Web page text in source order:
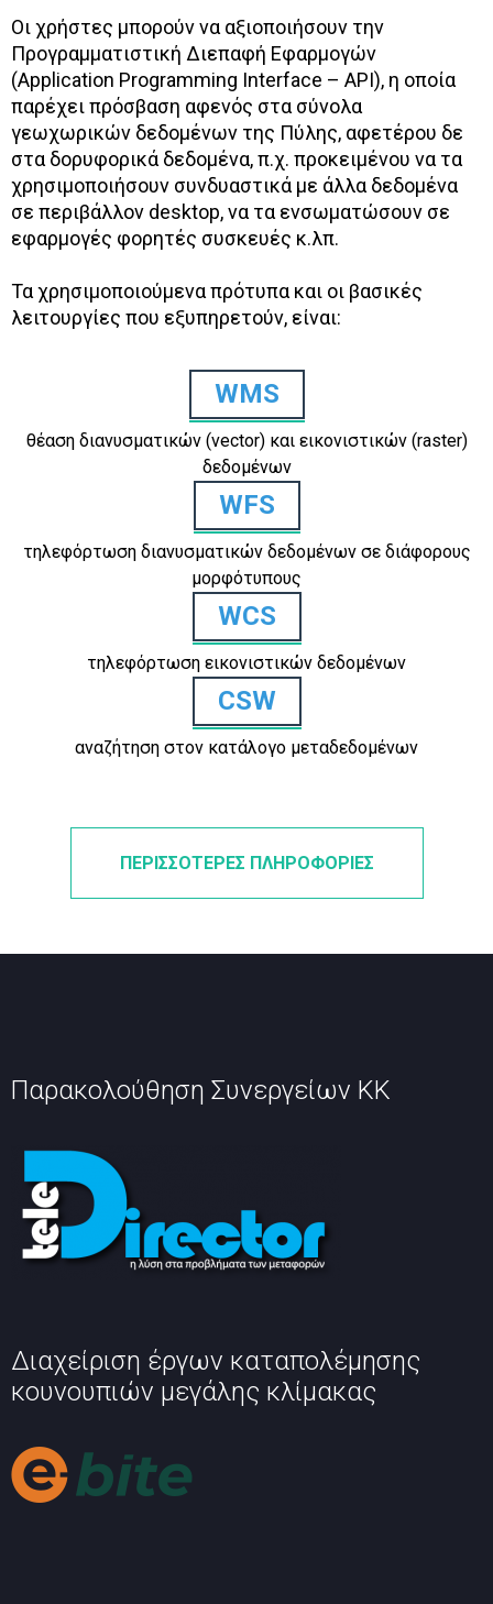
Οι χρήστες μπορούν να αξιοποιήσουν την
Προγραμματιστική Διεπαφή Εφαρμογών
(Application Programming Interface – API), η οποία
παρέχει πρόσβαση αφενός στα σύνολα
γεωχωρικών δεδομένων της Πύλης, αφετέρου δε
στα δορυφορικά δεδομένα, π.χ. προκειμένου να τα
χρησιμοποιήσουν συνδυαστικά με άλλα δεδομένα
σε περιβάλλον desktop, να τα ενσωματώσουν σε
εφαρμογές φορητές συσκευές κ.λπ.
Τα χρησιμοποιούμενα πρότυπα και οι βασικές
λειτουργίες που εξυπηρετούν, είναι:
WMS
θέαση διανυσματικών (vector) και εικονιστικών (raster)
δεδομένων
WFS
τηλεφόρτωση διανυσματικών δεδομένων σε διάφορους
μορφότυπους
WCS
τηλεφόρτωση εικονιστικών δεδομένων
CSW
αναζήτηση στον κατάλογο μεταδεδομένων
ΠΕΡΙΣΣΟΤΕΡΕΣ ΠΛΗΡΟΦΟΡΙΕΣ
Παρακολούθηση Συνεργείων ΚΚ
Διαχείριση έργων καταπολέμησης
κουνουπιών μεγάλης κλίμακας